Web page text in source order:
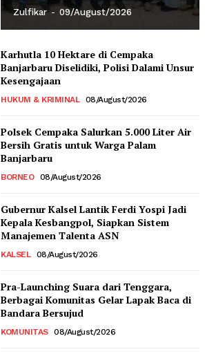
Zulfikar - 09/August/2026
Karhutla 10 Hektare di Cempaka
Banjarbaru Diselidiki, Polisi Dalami Unsur
Kesengajaan
HUKUM & KRIMINAL 08/August/2026
Polsek Cempaka Salurkan 5.000 Liter Air
Bersih Gratis untuk Warga Palam
Banjarbaru
BORNEO 08/August/2026
Gubernur Kalsel Lantik Ferdi Yospi Jadi
Kepala Kesbangpol, Siapkan Sistem
Manajemen Talenta ASN
KALSEL 08/August/2026
Pra-Launching Suara dari Tenggara,
Berbagai Komunitas Gelar Lapak Baca di
Bandara Bersujud
KOMUNITAS 08/August/2026